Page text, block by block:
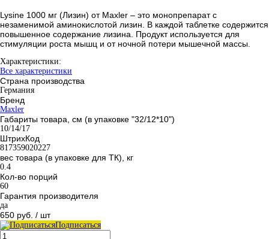
Lysine 1000 мг (Лизин) от Maxler – это монопрепарат с
незаменимой аминокислотой лизин. В каждой таблетке содержится
повышенное содержание лизина. Продукт используется для
стимуляции роста мышц и от ночной потери мышечной массы.
Характеристики:
Все характеристики
Страна производства
Германия
Бренд
Maxler
Габариты товара, см (в упаковке "32/12*10")
10/14/17
ШтрихКод
817359020227
вес товара (в упаковке для ТК), кг
0.4
Кол-во порций
60
Гарантия производителя
да
650 руб. / шт
Подписаться